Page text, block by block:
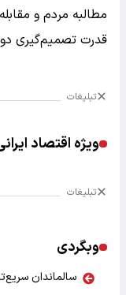
مطالبه مردم و
قدرت تصمیم‌گیری
تبلیغات
ویژه اقتصاد
تبلیغات
وبگردی
سالماندان